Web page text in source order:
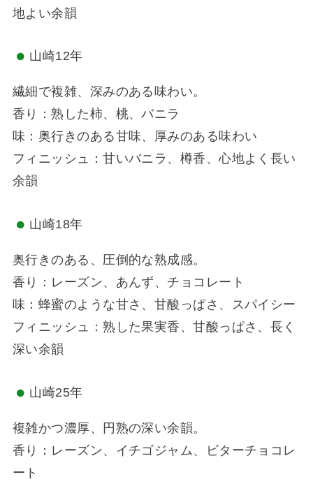
地よい余韻
山崎12年
繊細で複雑、深みのある味わい。
香り：熟した柿、桃、バニラ
味：奥行きのある甘味、厚みのある味わい
フィニッシュ：甘いバニラ、樽香、心地よく長い
余韻
山崎18年
奥行きのある、圧倒的な熟成感。
香り：レーズン、あんず、チョコレート
味：蜂蜜のような甘さ、甘酸っぱさ、スパイシー
フィニッシュ：熟した果実香、甘酸っぱさ、長く
深い余韻
山崎25年
複雑かつ濃厚、円熟の深い余韻。
香り：レーズン、イチゴジャム、ビターチョコレ
ート